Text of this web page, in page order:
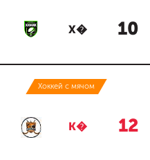
Х� 10
Хоккей с мячом
К� 12